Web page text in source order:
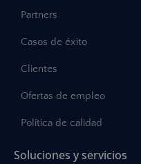
Partners
Casos de éxito
Clientes
Ofertas de empleo
Política de calidad
Soluciones y servicios